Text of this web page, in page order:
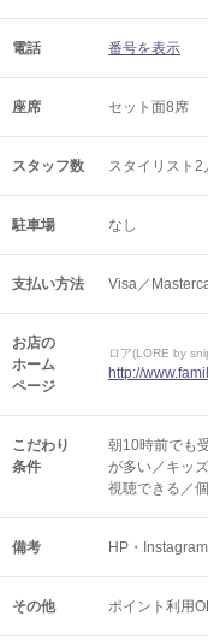
電話 番号を表示
座席 セット面8席
スタッフ数 スタイリスト2
駐車場 なし
支払い方法 Visa／
お店の
ホーム
ページ
ロア(LORE by
http://
こだわり
条件
朝10時前でも
が多い／キッ
視聴できる／
備考 HP・Instagram
その他 ポイント利用